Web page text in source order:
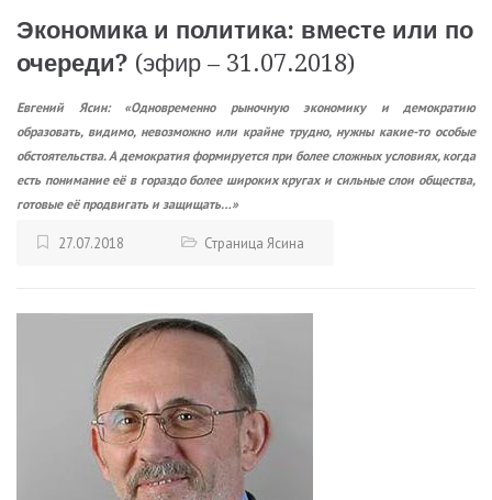
Экономика и политика: вместе или по
очереди? (эфир – 31.07.2018)
Евгений Ясин: «Одновременно рыночную экономику и демократию
образовать, видимо, невозможно или крайне трудно, нужны какие-то особые
обстоятельства. А демократия формируется при более сложных условиях, когда
есть понимание её в гораздо более широких кругах и сильные слои общества,
готовые её продвигать и защищать…»
27.07.2018 Страница Ясина